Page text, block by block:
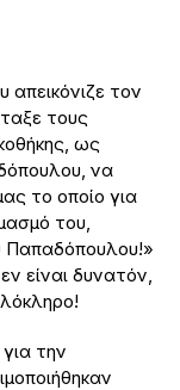
τον
τους
ως
να
το οποίο για
του,
Παπαδόπουλου!»
είναι δυνατόν,
την